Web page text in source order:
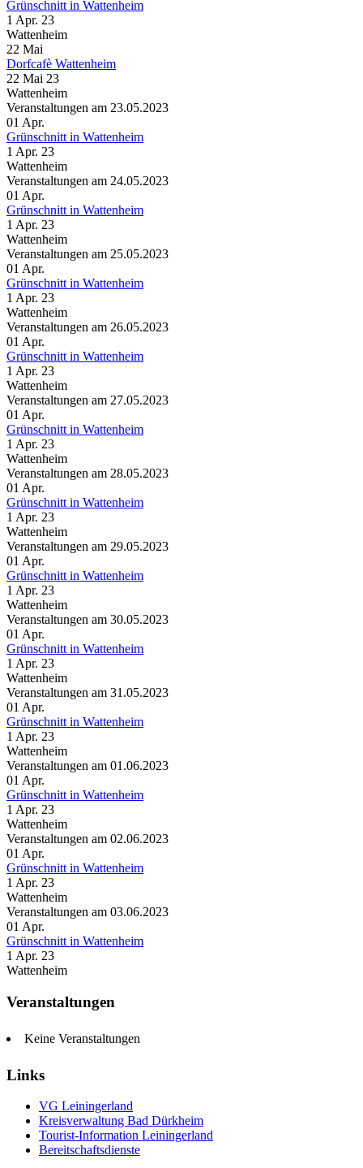
Grünschnitt in Wattenheim
1 Apr. 23
Wattenheim
22 Mai
Dorfcafè Wattenheim
22 Mai 23
Wattenheim
Veranstaltungen am 23.05.2023
01 Apr.
Grünschnitt in Wattenheim
1 Apr. 23
Wattenheim
Veranstaltungen am 24.05.2023
01 Apr.
Grünschnitt in Wattenheim
1 Apr. 23
Wattenheim
Veranstaltungen am 25.05.2023
01 Apr.
Grünschnitt in Wattenheim
1 Apr. 23
Wattenheim
Veranstaltungen am 26.05.2023
01 Apr.
Grünschnitt in Wattenheim
1 Apr. 23
Wattenheim
Veranstaltungen am 27.05.2023
01 Apr.
Grünschnitt in Wattenheim
1 Apr. 23
Wattenheim
Veranstaltungen am 28.05.2023
01 Apr.
Grünschnitt in Wattenheim
1 Apr. 23
Wattenheim
Veranstaltungen am 29.05.2023
01 Apr.
Grünschnitt in Wattenheim
1 Apr. 23
Wattenheim
Veranstaltungen am 30.05.2023
01 Apr.
Grünschnitt in Wattenheim
1 Apr. 23
Wattenheim
Veranstaltungen am 31.05.2023
01 Apr.
Grünschnitt in Wattenheim
1 Apr. 23
Wattenheim
Veranstaltungen am 01.06.2023
01 Apr.
Grünschnitt in Wattenheim
1 Apr. 23
Wattenheim
Veranstaltungen am 02.06.2023
01 Apr.
Grünschnitt in Wattenheim
1 Apr. 23
Wattenheim
Veranstaltungen am 03.06.2023
01 Apr.
Grünschnitt in Wattenheim
1 Apr. 23
Wattenheim
Veranstaltungen
Keine Veranstaltungen
Links
VG Leiningerland
Kreisverwaltung Bad Dürkheim
Tourist-Information Leiningerland
Bereitschaftsdienste